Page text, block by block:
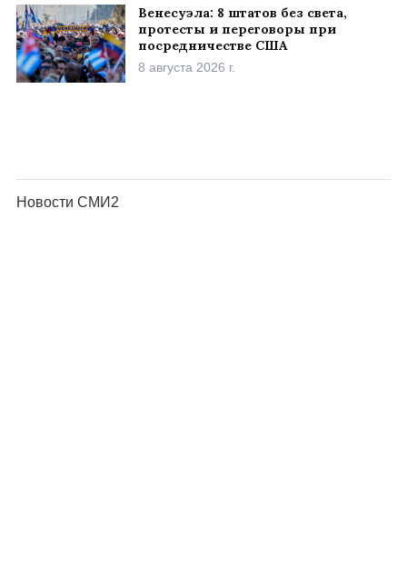
Венесуэла: 8 штатов без света,
протесты и переговоры при
посредничестве США
8 августа 2026 г.